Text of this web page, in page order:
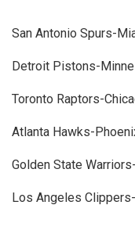
San Antonio Spurs-
Detroit Pistons-
Toronto Raptors-
Atlanta Hawks-
Golden State
Los Angeles